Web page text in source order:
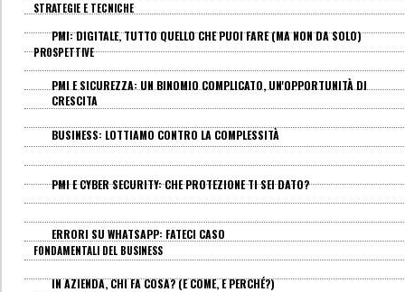
STRATEGIE E TECNICHE
PMI: DIGITALE, TUTTO QUELLO CHE PUOI FARE (MA NON DA SOLO)
PROSPETTIVE
PMI E SICUREZZA: UN BINOMIO COMPLICATO, UN'OPPORTUNITÀ DI
CRESCITA
BUSINESS: LOTTIAMO CONTRO LA COMPLESSITÀ
PMI E CYBER SECURITY: CHE PROTEZIONE TI SEI DATO?
ERRORI SU WHATSAPP: FATECI CASO
FONDAMENTALI DEL BUSINESS
IN AZIENDA, CHI FA COSA? (E COME, E PERCHÉ?)